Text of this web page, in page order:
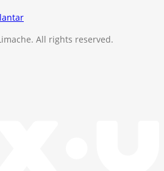
All rights reserved.